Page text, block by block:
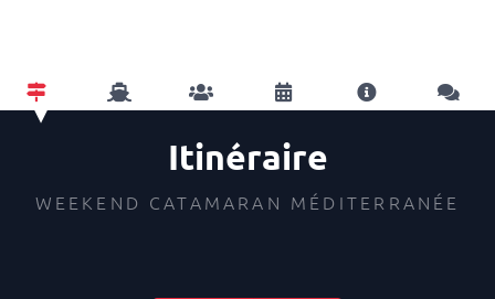
Itinéraire
WEEKEND CATAMARAN MÉDITERRANÉE